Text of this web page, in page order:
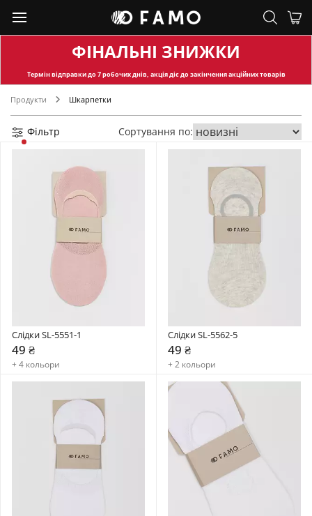
ФІНАЛЬНІ ЗНИЖКИ
Термін відправкидо 7 робочих днів, акція діє до закінчення акційних товарів
Продукти Шкарпетки
Фільтр Сортування по:
Слідки SL-5551-1
49 ₴
+ 4 кольори
Слідки SL-5562-5
49 ₴
+ 2 кольори